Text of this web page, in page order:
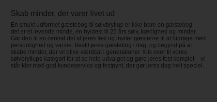
Skab minder, der varer livet ud
En smukt udformet gæstebog til sølvbryllup er ikke bare en gæstebog –
det er et levende minde, en hyldest til 25 års sølv, kærlighed og minder.
Gør den til en central del af jeres fest og inviter gæsterne til at bidrage med
personlighed og varme. Bestil jeres gæstebog i dag, og begynd på at
skabe minder, der vil blive værdsat i generationer. Klik over til vores
sølvbryllups-kategori for at se hele udvalget og gøre jeres fest komplet – vi
står klar med god kundeservice og festpynt, der gør jeres dag helt speciel.